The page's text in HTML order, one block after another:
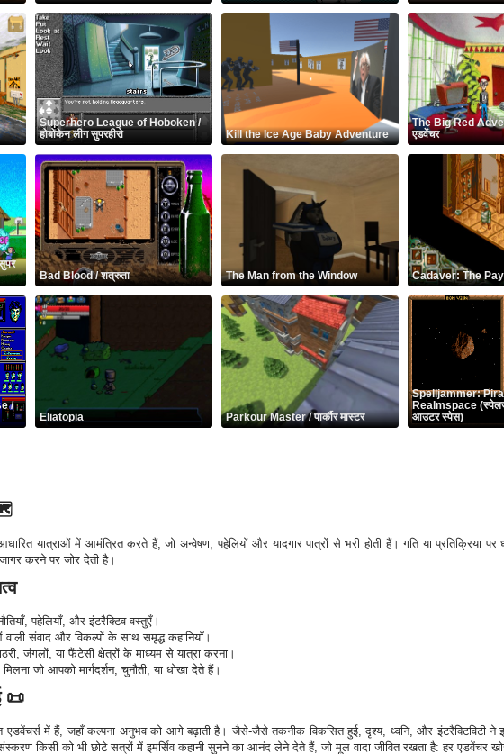
Superhero League of Hoboken /
होबोकेन लीग सुपरहीरो
Kill the Ice Age Baby Adventure
The Big Red
एडवेंचर
Bad Blood / शत्रुता The Man from the Window Cadaver: The
/
Eliatopia Parkour Master / पार्कौर मास्टर
Spelljammer:
Realmspace
आउटर स्पेस)
यात्राओं में आमंत्रित करते हैं, जो अन्वेषण, पहेलियों और यादगार पात्रों से भरी होती हैं। गति या प्रतिक्रिया
करने पर जोर देती है।
पहेलियाँ, और इंटरैक्टिव वस्तुएँ।
संवाद और विकल्पों के साथ समृद्ध कहानियाँ।
जंगलों, या फैंटेसी क्षेत्रों के माध्यम से यात्रा करना।
जो आपको मार्गदर्शन, चुनौती, या धोखा देते हैं।
📜
में हैं, जहाँ कल्पना अनुभव को आगे बढ़ाती है। जैसे-जैसे तकनीक विकसित हुई, दृश्य, ध्वनि, और इंटरैक्टिविटी
किसी को भी छोटे सत्रों में इमर्सिव कहानी सुनने का आनंद लेने देते हैं, जो मूल वादा जीवित रखता है: हर एडवेंचर